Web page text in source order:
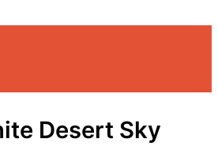
Desert Sky